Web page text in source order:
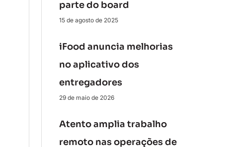
parte do board
15 de agosto de 2025
iFood anuncia melhorias
no aplicativo dos
entregadores
29 de maio de 2026
Atento amplia trabalho
remoto nas operações de